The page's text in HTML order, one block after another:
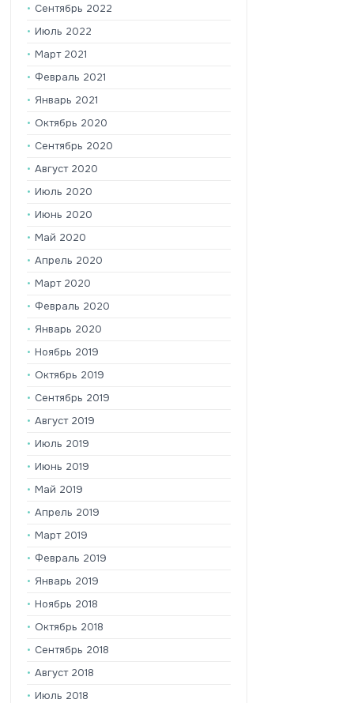
Сентябрь 2022
Июль 2022
Март 2021
Февраль 2021
Январь 2021
Октябрь 2020
Сентябрь 2020
Август 2020
Июль 2020
Июнь 2020
Май 2020
Апрель 2020
Март 2020
Февраль 2020
Январь 2020
Ноябрь 2019
Октябрь 2019
Сентябрь 2019
Август 2019
Июль 2019
Июнь 2019
Май 2019
Апрель 2019
Март 2019
Февраль 2019
Январь 2019
Ноябрь 2018
Октябрь 2018
Сентябрь 2018
Август 2018
Июль 2018